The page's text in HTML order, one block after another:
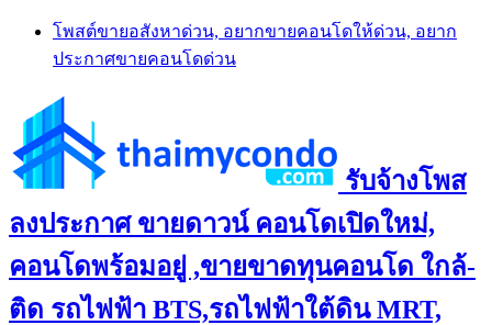
Skip
content
โพสต์ขายอสังหาด่วน, อยากขายคอนโดให้ด่วน, อยาก
ประกาศขายคอนโดด่วน
รับจ้างโพส
ลงประกาศ ขายดาวน์ คอนโดเปิดใหม่,
คอนโดพร้อมอยู่ ,ขายขาดทุนคอนโด ใกล้-
ติด รถไฟฟ้า BTS,รถไฟฟ้าใต้ดิน MRT,